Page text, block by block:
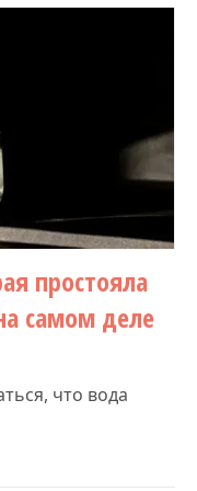
простояла
самом деле
что вода